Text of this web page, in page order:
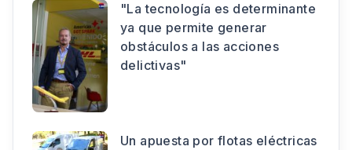
"La tecnología es determinante
ya que permite generar
obstáculos a las acciones
delictivas"
Un apuesta por flotas eléctricas